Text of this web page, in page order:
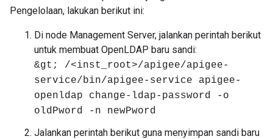
Pengelolaan, lakukan berikut ini:
Di node Management Server, jalankan perintah berikut
untuk membuat OpenLDAP baru sandi:
&gt; /<inst_root>/apigee/apigee-
service/bin/apigee-service apigee-
openldap change-ldap-password -o
oldPword -n newPword
Jalankan perintah berikut guna menyimpan sandi baru